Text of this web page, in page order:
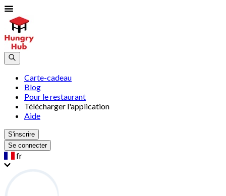
Carte-cadeau
Blog
Pour le restaurant
Télécharger l'application
Aide
S'inscrire
Se connecter
fr